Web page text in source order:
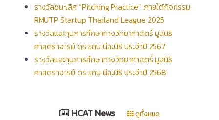
รางวัลชนะเลิศ “Pitching Practice” ภายใต้กิจกรรม
RMUTP Startup Thailand League 2025
รางวัลและทุนการศึกษาทางวิทยาศาสตร์ มูลนิธิ
ศาสตราจารย์ ดร.แถบ นีละนิธิ ประจำปี 2567
รางวัลและทุนการศึกษาทางวิทยาศาสตร์ มูลนิธิ
ศาสตราจารย์ ดร.แถบ นีละนิธิ ประจำปี 2568
HCAT News ดูทั้งหมด